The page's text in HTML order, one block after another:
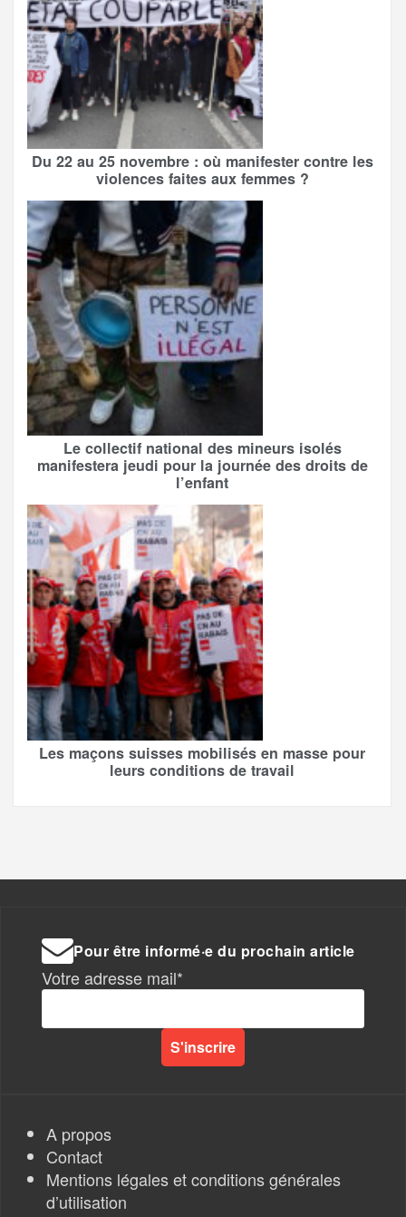
Du 22 au 25 novembre : où manifester contre les
violences faites aux femmes ?
Le collectif national des mineurs isolés
manifestera jeudi pour la journée des droits de
l’enfant
Les maçons suisses mobilisés en masse pour
leurs conditions de travail
Pour être informé·e du prochain article
Votre adresse mail*
A propos
Contact
Mentions légales et conditions générales
d’utilisation